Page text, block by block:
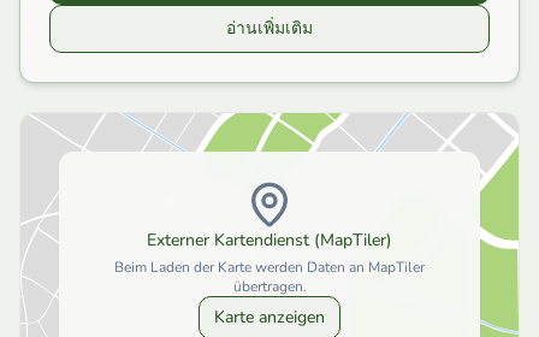
อ่านเพิ่มเติม
Externer Kartendienst (MapTiler)
Beim Laden der Karte werden Daten an MapTiler
übertragen.
Karte anzeigen